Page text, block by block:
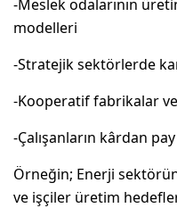
-Meslek odalarının
modelleri
-Stratejik sektörlerde
-Kooperatif fabrikalar
-Çalışanların kârdan pay
Örneğin; Enerji
ve işçiler üretim